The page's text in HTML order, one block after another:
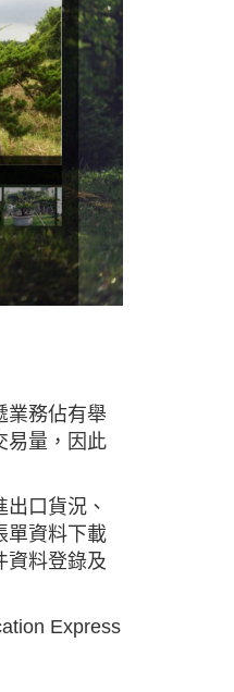
業務佔有舉
易量，因此
口貨況、
單資料下載
資料登錄及
Express